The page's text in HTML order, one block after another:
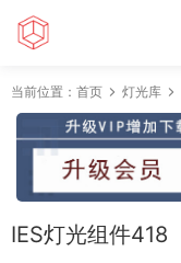
当前位置： 首页 灯光库
IES灯光组件418